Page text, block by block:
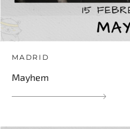
MADRID
Mayhem